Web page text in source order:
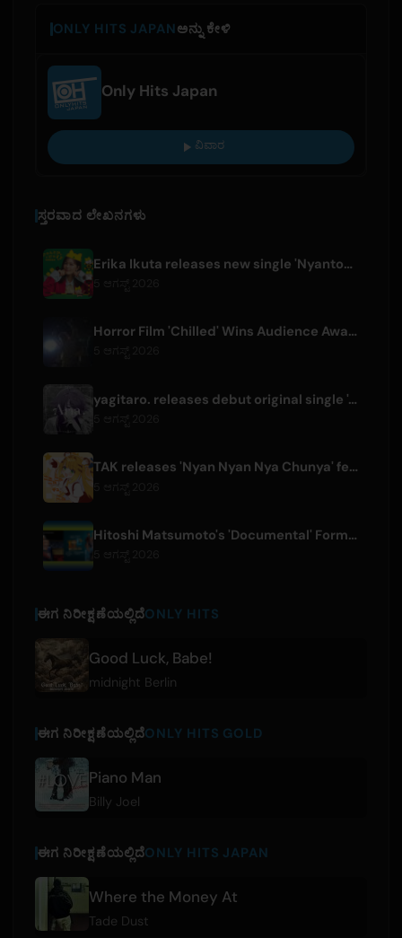
ONLY HITS JAPANಅನ್ನು ಕೇಳಿ
Only Hits Japan
ವಿವಾರ
ಸ್ತರವಾದ ಲೇಖನಗಳು
Erika Ikuta releases new single 'Nyantokanyaruru' for children's book 'Fumikiri Neko'
Horror Film 'Chilled' Wins Audience Award at Fantasia Festival
yagitaro. releases debut original single 'Aria.' with Suda Keina
TAK releases 'Nyan Nyan Nya Chunya' featuring Kotoha for Zenless Zone Zero
Hitoshi Matsumoto's 'Documental' Format to Launch US Version
ಈಗ ನಿರೀಕ್ಷಣೆಯಲ್ಲಿದೆONLY HITS
Good Luck, Babe!
midnight Berlin
ಈಗ ನಿರೀಕ್ಷಣೆಯಲ್ಲಿದೆONLY HITS GOLD
Piano Man
Billy Joel
ಈಗ ನಿರೀಕ್ಷಣೆಯಲ್ಲಿದೆONLY HITS JAPAN
Where the Money At
Tade Dust